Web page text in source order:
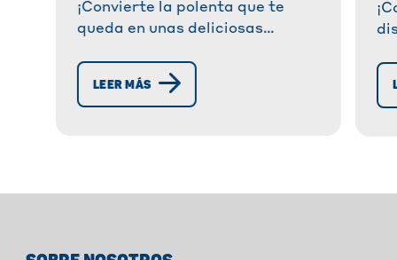
¡Convierte la polenta que te
queda en unas deliciosas
y sabroso. Echa un vistazo a
esta receta y reduce el
LEER MÁS